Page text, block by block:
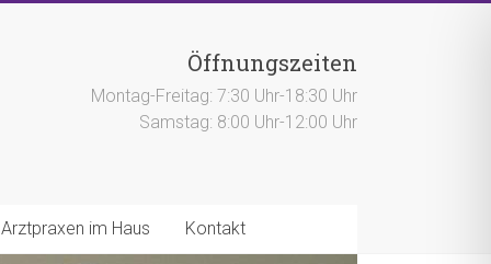
Öffnungszeiten
Montag-Freitag: 7:30 Uhr-18:30 Uhr
Samstag: 8:00 Uhr-12:00 Uhr
Arztpraxen im Haus Kontakt